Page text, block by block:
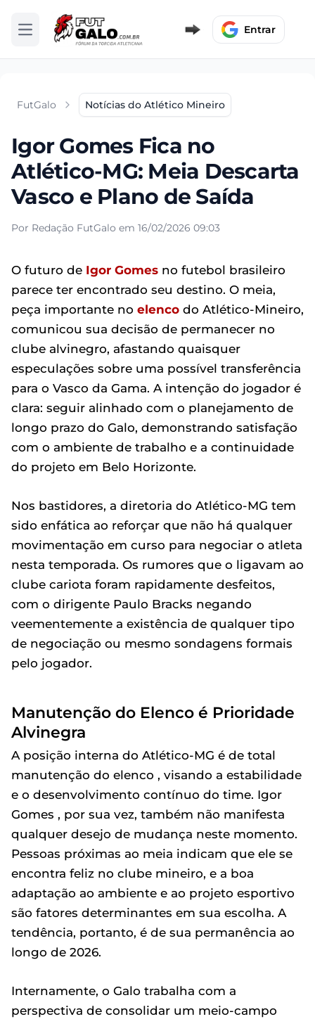
Abrir menu Entrar
FutGalo Notícias do Atlético Mineiro
Igor Gomes Fica no
Atlético-MG: Meia Descarta
Vasco e Plano de Saída
Por Redação FutGalo em 16/02/2026 09:03
O futuro de Igor Gomes no futebol brasileiro
parece ter encontrado seu destino. O meia,
peça importante no elenco do Atlético-Mineiro,
comunicou sua decisão de permanecer no
clube alvinegro, afastando quaisquer
especulações sobre uma possível transferência
para o Vasco da Gama. A intenção do jogador é
clara: seguir alinhado com o planejamento de
longo prazo do Galo, demonstrando satisfação
com o ambiente de trabalho e a continuidade
do projeto em Belo Horizonte.
Nos bastidores, a diretoria do Atlético-MG tem
sido enfática ao reforçar que não há qualquer
movimentação em curso para negociar o atleta
nesta temporada. Os rumores que o ligavam ao
clube cariota foram rapidamente desfeitos,
com o dirigente Paulo Bracks negando
veementemente a existência de qualquer tipo
de negociação ou mesmo sondagens formais
pelo jogador.
Manutenção do Elenco é Prioridade
Alvinegra
A posição interna do Atlético-MG é de total
manutenção do elenco , visando a estabilidade
e o desenvolvimento contínuo do time. Igor
Gomes , por sua vez, também não manifesta
qualquer desejo de mudança neste momento.
Pessoas próximas ao meia indicam que ele se
encontra feliz no clube mineiro, e a boa
adaptação ao ambiente e ao projeto esportivo
são fatores determinantes em sua escolha. A
tendência, portanto, é de sua permanência ao
longo de 2026.
Internamente, o Galo trabalha com a
perspectiva de consolidar um meio-campo